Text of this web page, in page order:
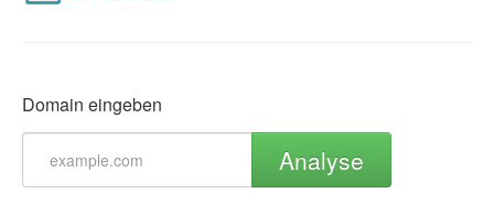
Domain eingeben
Analyse